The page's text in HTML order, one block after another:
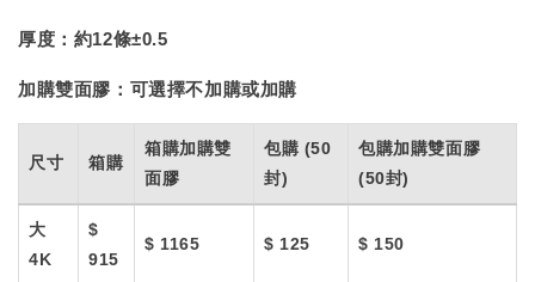
厚度： 約12條±0.5
加購雙面膠： 可選擇不加購或加購
尺寸 箱購
箱購加購雙
面膠
包購 (50
封)
包購加購雙面膠
(50封)
大
4K
$
915
$ 1165 $ 125 $ 150